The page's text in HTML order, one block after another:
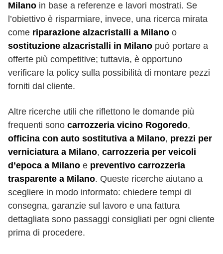
Milano in base a referenze e lavori mostrati. Se
l’obiettivo è risparmiare, invece, una ricerca mirata
come riparazione alzacristalli a Milano o
sostituzione alzacristalli in Milano può portare a
offerte più competitive; tuttavia, è opportuno
verificare la policy sulla possibilità di montare pezzi
forniti dal cliente.
Altre ricerche utili che riflettono le domande più
frequenti sono carrozzeria vicino Rogoredo,
officina con auto sostitutiva a Milano, prezzi per
verniciatura a Milano, carrozzeria per veicoli
d’epoca a Milano e preventivo carrozzeria
trasparente a Milano. Queste ricerche aiutano a
scegliere in modo informato: chiedere tempi di
consegna, garanzie sul lavoro e una fattura
dettagliata sono passaggi consigliati per ogni cliente
prima di procedere.